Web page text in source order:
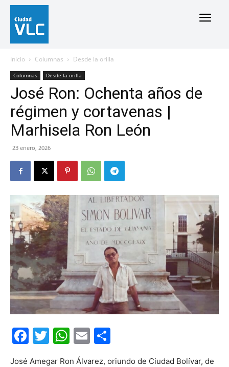
Inicio Columnas Desde la orilla
Columnas Desde la orilla
José Ron: Ochenta años de
régimen y cortavenas |
Marhisela Ron León
23 enero, 2026
Facebook
Twitter
WhatsApp
Email
José Amegar Ron Álvarez, oriundo de Ciudad Bolívar, de